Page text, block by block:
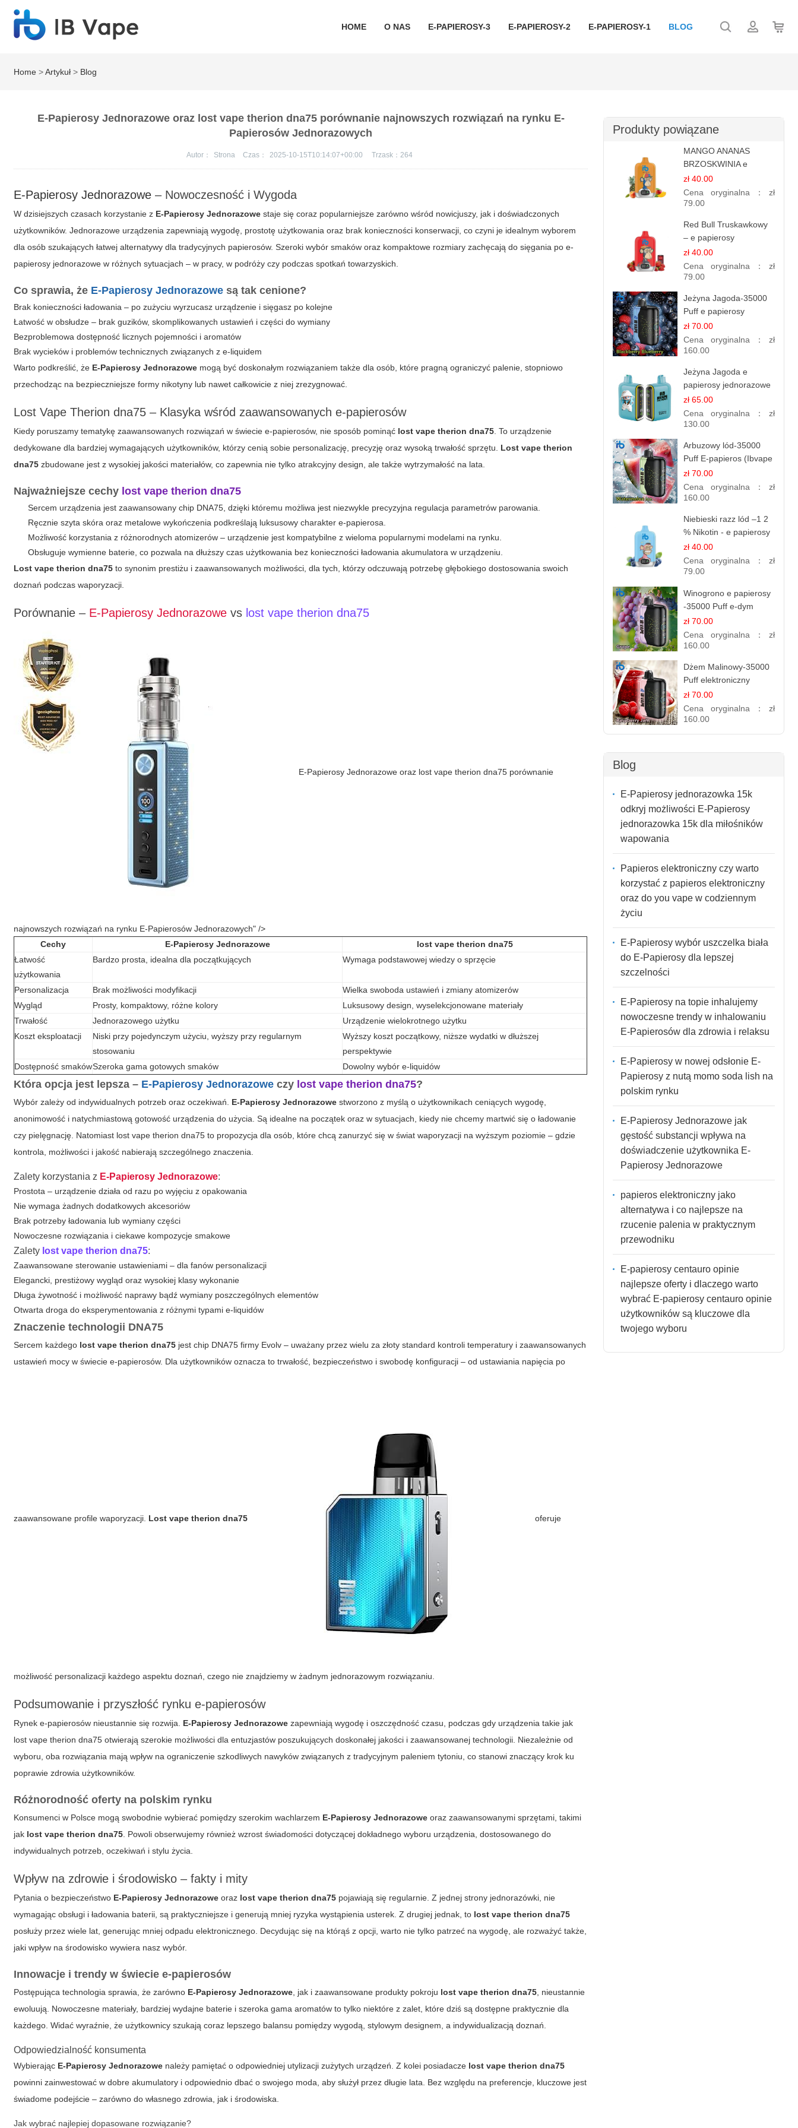
HOME O NAS E-PAPIEROSY-3 E-PAPIEROSY-2 E-PAPIEROSY-1 BLOG
Home >Artykuł > Blog
E-Papierosy Jednorazowe oraz lost vape therion dna75 porównanie najnowszych rozwiązań na rynku E-
Papierosów Jednorazowych
Autor： Strona Czas： 2025-10-15T10:14:07+00:00 Trzask： 264
E-Papierosy Jednorazowe – Nowoczesność i Wygoda
W dzisiejszych czasach korzystanie z E-Papierosy Jednorazowe staje się coraz popularniejsze zarówno wśród nowicjuszy, jak i doświadczonych
użytkowników. Jednorazowe urządzenia zapewniają wygodę, prostotę użytkowania oraz brak konieczności konserwacji, co czyni je idealnym wyborem
dla osób szukających łatwej alternatywy dla tradycyjnych papierosów. Szeroki wybór smaków oraz kompaktowe rozmiary zachęcają do sięgania po e-
papierosy jednorazowe w różnych sytuacjach – w pracy, w podróży czy podczas spotkań towarzyskich.
Co sprawia, że E-Papierosy Jednorazowe są tak cenione?
Brak konieczności ładowania – po zużyciu wyrzucasz urządzenie i sięgasz po kolejne
Łatwość w obsłudze – brak guzików, skomplikowanych ustawień i części do wymiany
Bezproblemowa dostępność licznych pojemności i aromatów
Brak wycieków i problemów technicznych związanych z e-liquidem
Warto podkreślić, że E-Papierosy Jednorazowe mogą być doskonałym rozwiązaniem także dla osób, które pragną ograniczyć palenie, stopniowo
przechodząc na bezpieczniejsze formy nikotyny lub nawet całkowicie z niej zrezygnować.
Lost Vape Therion dna75 – Klasyka wśród zaawansowanych e-papierosów
Kiedy poruszamy tematykę zaawansowanych rozwiązań w świecie e-papierosów, nie sposób pominąć lost vape therion dna75 . To urządzenie
dedykowane dla bardziej wymagających użytkowników, którzy cenią sobie personalizację, precyzję oraz wysoką trwałość sprzętu. Lost vape therion
dna75 zbudowane jest z wysokiej jakości materiałów, co zapewnia nie tylko atrakcyjny design, ale także wytrzymałość na lata.
Najważniejsze cechy lost vape therion dna75
Sercem urządzenia jest zaawansowany chip DNA75, dzięki któremu możliwa jest niezwykle precyzyjna regulacja parametrów parowania.
Ręcznie szyta skóra oraz metalowe wykończenia podkreślają luksusowy charakter e-papierosa.
Możliwość korzystania z różnorodnych atomizerów – urządzenie jest kompatybilne z wieloma popularnymi modelami na rynku.
Obsługuje wymienne baterie, co pozwala na dłuższy czas użytkowania bez konieczności ładowania akumulatora w urządzeniu.
Lost vape therion dna75 to synonim prestiżu i zaawansowanych możliwości, dla tych, którzy odczuwają potrzebę głębokiego dostosowania swoich
doznań podczas waporyzacji.
Porównanie – E-Papierosy Jednorazowe vs lost vape therion dna75
E-Papierosy Jednorazowe oraz lost vape therion dna75 porównanie
najnowszych rozwiązań na rynku E-Papierosów Jednorazowych" />
Cechy
E-Papierosy Jednorazowe
lost vape therion dna75
Łatwość
użytkowania
Bardzo prosta, idealna dla początkujących Wymaga podstawowej wiedzy o sprzęcie
Personalizacja Brak możliwości modyfikacji
Wielka swoboda ustawień i zmiany atomizerów
Wygląd
Prosty, kompaktowy, różne kolory
Luksusowy design, wyselekcjonowane materiały
Trwałość
Jednorazowego użytku
Urządzenie wielokrotnego użytku
Koszt eksploatacji
Niski przy pojedynczym użyciu, wyższy przy regularnym
stosowaniu
Wyższy koszt początkowy, niższe wydatki w dłuższej
perspektywie
Dostępność smakówSzeroka gama gotowych smaków Dowolny wybór e-liquidów
Która opcja jest lepsza – E-Papierosy Jednorazowe czy lost vape therion dna75?
Wybór zależy od indywidualnych potrzeb oraz oczekiwań. E-Papierosy Jednorazowe stworzono z myślą o użytkownikach ceniących wygodę,
anonimowość i natychmiastową gotowość urządzenia do użycia. Są idealne na początek oraz w sytuacjach, kiedy nie chcemy martwić się o ładowanie
czy pielęgnację. Natomiast lost vape therion dna75 to propozycja dla osób, które chcą zanurzyć się w świat waporyzacji na wyższym poziomie – gdzie
kontrola, możliwości i jakość nabierają szczególnego znaczenia.
Zalety korzystania z E-Papierosy Jednorazowe:
Prostota – urządzenie działa od razu po wyjęciu z opakowania
Nie wymaga żadnych dodatkowych akcesoriów
Brak potrzeby ładowania lub wymiany części
Nowoczesne rozwiązania i ciekawe kompozycje smakowe
Zalety lost vape therion dna75:
Zaawansowane sterowanie ustawieniami – dla fanów personalizacji
Elegancki, prestiżowy wygląd oraz wysokiej klasy wykonanie
Długa żywotność i możliwość naprawy bądź wymiany poszczególnych elementów
Otwarta droga do eksperymentowania z różnymi typami e-liquidów
Znaczenie technologii DNA75
Sercem każdego lost vape therion dna75 jest chip DNA75 firmy Evolv – uważany przez wielu za złoty standard kontroli temperatury i zaawansowanych
ustawień mocy w świecie e-papierosów. Dla użytkowników oznacza to trwałość, bezpieczeństwo i swobodę konfiguracji – od ustawiania napięcia po
zaawansowane profile waporyzacji. Lost vape therion dna75 oferuje
możliwość personalizacji każdego aspektu doznań, czego nie znajdziemy w żadnym jednorazowym rozwiązaniu.
Podsumowanie i przyszłość rynku e-papierosów
Rynek e-papierosów nieustannie się rozwija. E-Papierosy Jednorazowe zapewniają wygodę i oszczędność czasu, podczas gdy urządzenia takie jak
lost vape therion dna75 otwierają szerokie możliwości dla entuzjastów poszukujących doskonałej jakości i zaawansowanej technologii. Niezależnie od
wyboru, oba rozwiązania mają wpływ na ograniczenie szkodliwych nawyków związanych z tradycyjnym paleniem tytoniu, co stanowi znaczący krok ku
poprawie zdrowia użytkowników.
Różnorodność oferty na polskim rynku
Konsumenci w Polsce mogą swobodnie wybierać pomiędzy szerokim wachlarzem E-Papierosy Jednorazowe oraz zaawansowanymi sprzętami, takimi
jak lost vape therion dna75 . Powoli obserwujemy również wzrost świadomości dotyczącej dokładnego wyboru urządzenia, dostosowanego do
indywidualnych potrzeb, oczekiwań i stylu życia.
Wpływ na zdrowie i środowisko – fakty i mity
Pytania o bezpieczeństwo E-Papierosy Jednorazowe oraz lost vape therion dna75 pojawiają się regularnie. Z jednej strony jednorazówki, nie
wymagając obsługi i ładowania baterii, są praktyczniejsze i generują mniej ryzyka wystąpienia usterek. Z drugiej jednak, to lost vape therion dna75
posłuży przez wiele lat, generując mniej odpadu elektronicznego. Decydując się na którąś z opcji, warto nie tylko patrzeć na wygodę, ale rozważyć także,
jaki wpływ na środowisko wywiera nasz wybór.
Innowacje i trendy w świecie e-papierosów
Postępująca technologia sprawia, że zarówno E-Papierosy Jednorazowe , jak i zaawansowane produkty pokroju lost vape therion dna75 , nieustannie
ewoluują. Nowoczesne materiały, bardziej wydajne baterie i szeroka gama aromatów to tylko niektóre z zalet, które dziś są dostępne praktycznie dla
każdego. Widać wyraźnie, że użytkownicy szukają coraz lepszego balansu pomiędzy wygodą, stylowym designem, a indywidualizacją doznań.
Odpowiedzialność konsumenta
Wybierając E-Papierosy Jednorazowe należy pamiętać o odpowiedniej utylizacji zużytych urządzeń. Z kolei posiadacze lost vape therion dna75
powinni zainwestować w dobre akumulatory i odpowiednio dbać o swojego moda, aby służył przez długie lata. Bez względu na preferencje, kluczowe jest
świadome podejście – zarówno do własnego zdrowia, jak i środowiska.
Jak wybrać najlepiej dopasowane rozwiązanie?
Produkty powiązane
MANGO ANANAS
BRZOSKWINIA e
papierosy – 12.000
zaciągnięć
zł 40.00
Cena oryginalna： zł
79.00
Red Bull Truskawkowy
– e papierosy
jednorazowe
zł 40.00
Cena oryginalna： zł
79.00
Jeżyna Jagoda-35000
Puff e papierosy
jednorazowe
zł 70.00
Cena oryginalna： zł
160.00
Jeżyna Jagoda e
papierosy jednorazowe
- 25 000 Puffs
zł 65.00
Cena oryginalna： zł
130.00
Arbuzowy lód-35000
Puff E-papieros (Ibvape
Bar )
zł 70.00
Cena oryginalna： zł
160.00
Niebieski razz lód –1 2
% Nikotin - e papierosy
jednorazowe
zł 40.00
Cena oryginalna： zł
79.00
Winogrono e papierosy
-35000 Puff e-dym
zł 70.00
Cena oryginalna： zł
160.00
Dżem Malinowy-35000
Puff elektroniczny
papieros (Ibvape Bar)
zł 70.00
Cena oryginalna： zł
160.00
Blog
E-Papierosy jednorazowka 15k
odkryj możliwości E-Papierosy
jednorazowka 15k dla miłośników
wapowania
Papieros elektroniczny czy warto
korzystać z papieros elektroniczny
oraz do you vape w codziennym
życiu
E-Papierosy wybór uszczelka biała
do E-Papierosy dla lepszej
szczelności
E-Papierosy na topie inhalujemy
nowoczesne trendy w inhalowaniu
E-Papierosów dla zdrowia i relaksu
E-Papierosy w nowej odsłonie E-
Papierosy z nutą momo soda lish na
polskim rynku
E-Papierosy Jednorazowe jak
gęstość substancji wpływa na
doświadczenie użytkownika E-
Papierosy Jednorazowe
papieros elektroniczny jako
alternatywa i co najlepsze na
rzucenie palenia w praktycznym
przewodniku
E-papierosy centauro opinie
najlepsze oferty i dlaczego warto
wybrać E-papierosy centauro opinie
użytkowników są kluczowe dla
twojego wyboru